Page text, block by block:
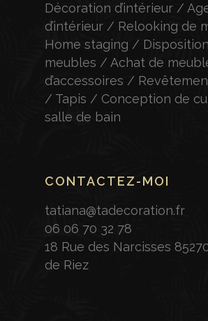
Décoration d’intérieur /
d’intérieur / Relooking de
Home staging /
meubles / Achat de
d’accessoires /
/ Tapis / Conception de
salle de bain
CONTACTEZ-MOI
tatiana@tadecoration.fr
06 06 70 32 78
18 Rue des Narcisses
de Riez